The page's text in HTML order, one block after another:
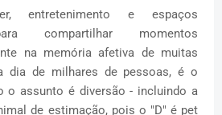
entretenimento e espaços
compartilhar momentos
na memória afetiva de muitas
dia de milhares de pessoas, é o
o assunto é diversão - incluindo a
de estimação, pois o "D" é pet